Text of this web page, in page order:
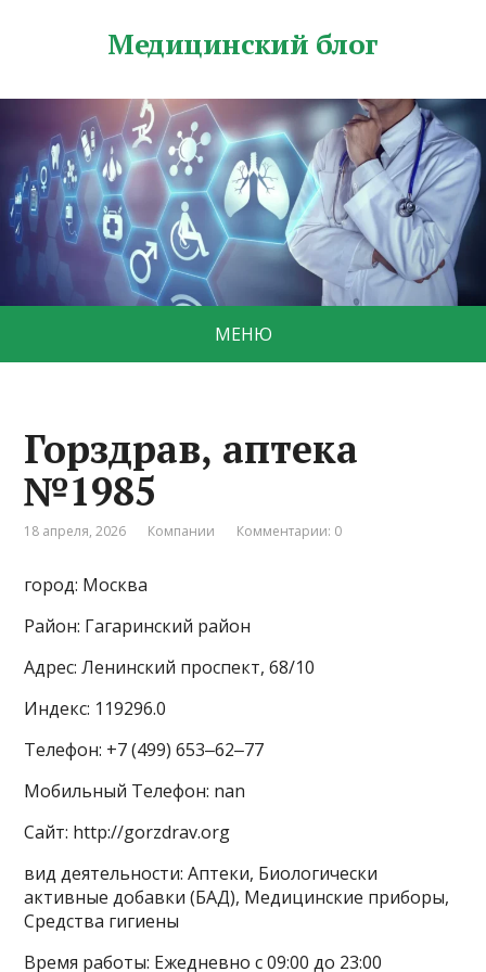
Медицинский блог
МЕНЮ
Горздрав, аптека
№1985
18 апреля, 2026 Компании Комментарии: 0
город: Москва
Район: Гагаринский район
Адрес: Ленинский проспект, 68/10
Индекс: 119296.0
Телефон: +7 (499) 653‒62‒77
Мобильный Телефон: nan
Сайт: http://gorzdrav.org
вид деятельности: Аптеки, Биологически
активные добавки (БАД), Медицинские приборы,
Средства гигиены
Время работы: Ежедневно с 09:00 до 23:00